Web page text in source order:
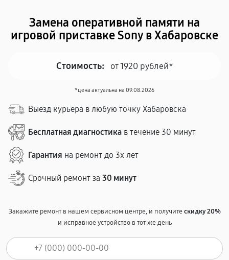
Замена оперативной памяти на
игровой приставке Sony в Хабаровске
Стоимость: от 1920 рублей*
*цена актуальна на 09.08.2026
Выезд курьера в любую точку Хабаровска
Бесплатная диагностика в течение 30 минут
Гарантия на ремонт до 3х лет
Срочный ремонт за 30 минут
Закажите ремонт в нашем сервисном центре, и получитескидку 20%
и исправное устройство в тот же день